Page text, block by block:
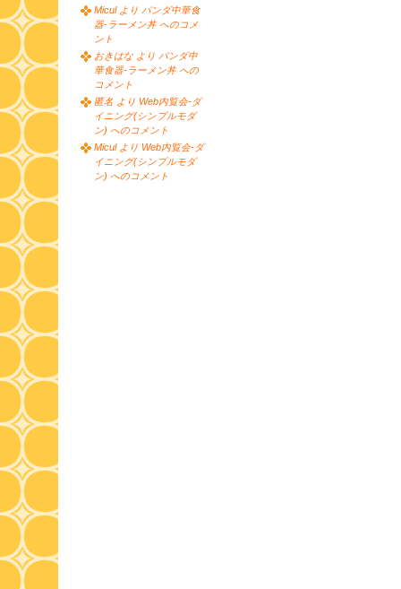
Micul より パンダ中華食
器-ラーメン丼 へのコメ
ント
おきはな より パンダ中
華食器-ラーメン丼 への
コメント
匿名 より Web内覧会-ダ
イニング(シンプルモダ
ン) へのコメント
Micul より Web内覧会-ダ
イニング(シンプルモダ
ン) へのコメント